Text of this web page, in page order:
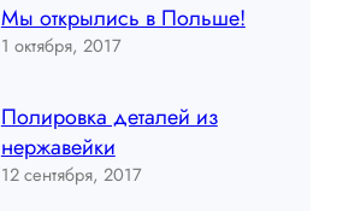
Мы открылись в Польше!
1 октября, 2017
Полировка деталей из
нержавейки
12 сентября, 2017